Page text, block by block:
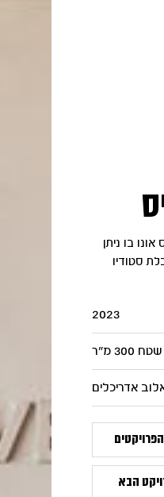
בו ניתן
סטודיו
2023
שטח 300 מ"ר
אדריכלים
הבא